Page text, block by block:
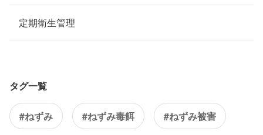
定期衛生管理
タグ一覧
#ねずみ #ねずみ毒餌 #ねずみ被害